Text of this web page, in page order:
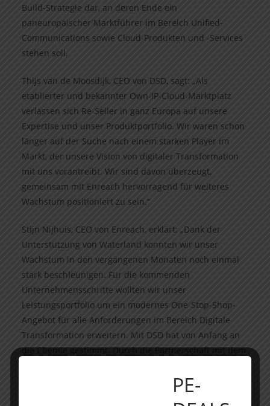
Build-Strategie dar, an deren Ende ein
paneuropäischer Marktführer im Bereich Unified-
Communications sowie Cloud-Produkten und -Services
stehen soll.
Thijs van de Moosdijk, CEO von DSD, sagt: „Als
etablierter und bekannter Own-IP-Cloud-Marktplatz
verlassen sich Re-Seller in ganz Europa auf unsere
Expertise und unser Produktportfolio. Wir waren schon
länger auf der Suche nach einem starken Player im
Markt, der unsere Vision von digitaler Transformation
mit uns vorantreibt. Wir sind davon überzeugt,
gemeinsam mit Enreach hervorragend für weiteres
Wachstum positioniert zu sein.“
Stijn Nijhuis, CEO von Enreach, erklärt: „Dank der
Unterstützung von Waterland konnten wir unser
Wachstum in den vergangenen Monaten noch einmal
stark beschleunigen. Für die kommenden
Unternehmensschritte wollten wir unser
Leistungsportfolio um ein modernes One-Stop-Shop-
Angebot für alle Anforderungen im Bereich Digitale
Transformation erweitern. Mit DSD hat von Anfang an
die Chemie gestimmt. Durch die Partnerschaft mit dem
der europaweit führende Anbieter für integrierte
Unified-Communications- und Cloud-Productivity-
PE-